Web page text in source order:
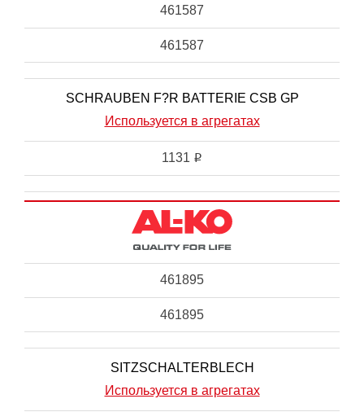
461587
461587
SCHRAUBEN F?R BATTERIE CSB GP
Используется в агрегатах
1131 i
461895
461895
SITZSCHALTERBLECH
Используется в агрегатах